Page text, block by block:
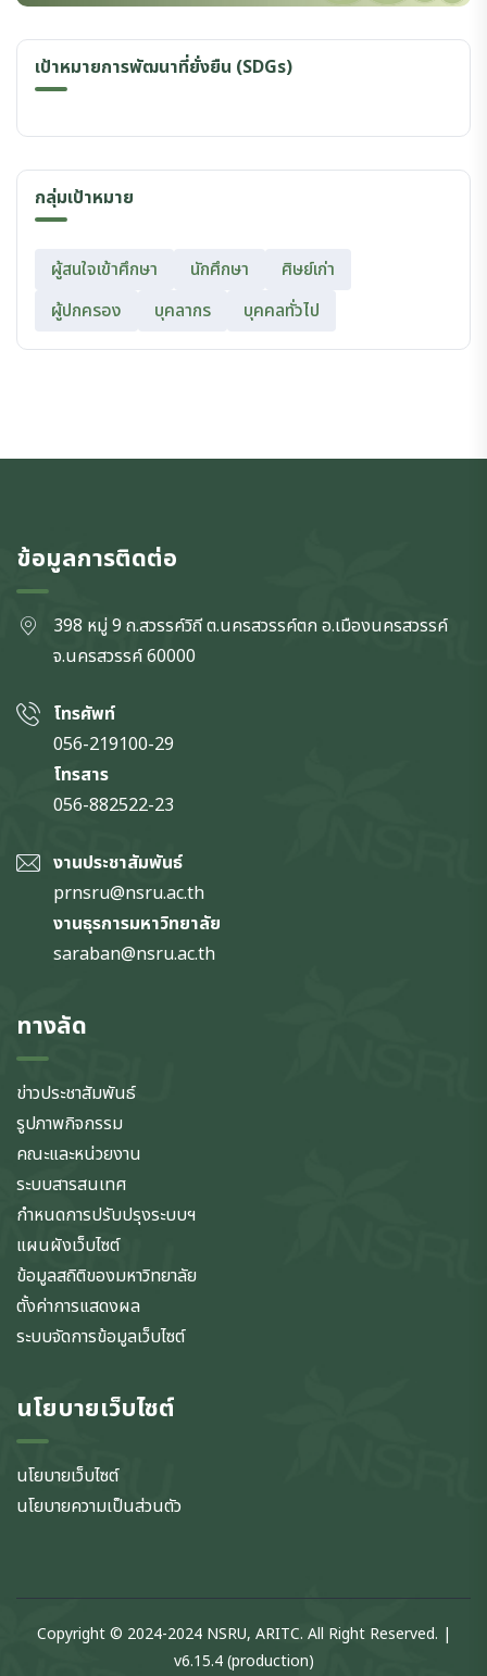
เป้าหมายการพัฒนาที่ยั่งยืน (SDGs)
กลุ่มเป้าหมาย
ผู้สนใจเข้าศึกษา นักศึกษา
ศิษย์เก่า
ผู้ปกครอง
บุคลากร บุคคลทั่วไป
ข้อมูลการติดต่อ
398 หมู่ 9 ถ.สวรรค์วิถี ต.นครสวรรค์ตก อ.เมืองนครสวรรค์
จ.นครสวรรค์60000
โทรศัพท์
056-219100-29
โทรสาร
056-882522-23
งานประชาสัมพันธ์
prnsru@nsru.ac.th
งานธุรการมหาวิทยาลัย
saraban@nsru.ac.th
ทางลัด
ข่าวประชาสัมพันธ์
รูปภาพกิจกรรม
คณะและหน่วยงาน
ระบบสารสนเทศ
กำหนดการปรับปรุงระบบฯ
แผนผังเว็บไซต์
ข้อมูลสถิติของมหาวิทยาลัย
ตั้งค่าการแสดงผล
ระบบจัดการข้อมูลเว็บไซต์
นโยบายเว็บไซต์
นโยบายเว็บไซต์
นโยบายความเป็นส่วนตัว
Copyright © 2024-2024 NSRU, ARITC. All Right Reserved. |
v6.15.4 (production)